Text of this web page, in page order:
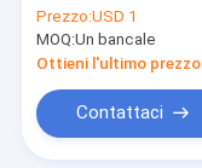
B16.5 1/2» - 24"
150lb-2500lb/Sq.In
dell'interruttore
Prezzo:USD 1
MOQ:Un bancale
Ottieni l'ultimo prezzo
Contattaci